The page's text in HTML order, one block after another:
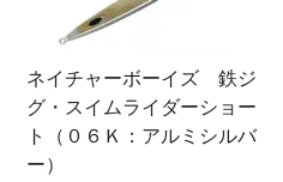
ネイチャーボーイズ 鉄ジ
グ・スイムライダーショー
ト（０６Ｋ：アルミシルバ
ー）